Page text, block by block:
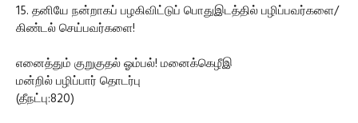
15. தனியே நன்றாகப் பழகிவிட்டுப் பொதுஇடத்தில் பழிப்பவர்களை/
கிண்டல் செய்பவர்களை!
எனைத்தும் குறுகுதல் ஓம்பல்! மனைக்கெழீஇ
மன்றில் பழிப்பார் தொடர்பு
(தீநட்பு:820)